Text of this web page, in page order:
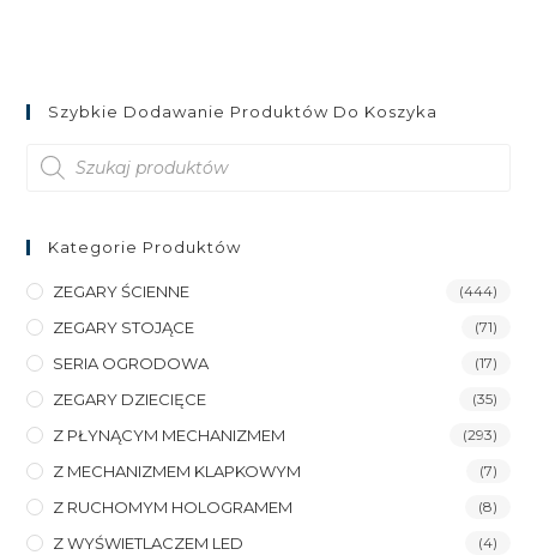
Szybkie Dodawanie Produktów Do Koszyka
produktów
Kategorie Produktów
ZEGARY ŚCIENNE (444)
ZEGARY STOJĄCE (71)
SERIA OGRODOWA (17)
ZEGARY DZIECIĘCE (35)
Z PŁYNĄCYM MECHANIZMEM (293)
Z MECHANIZMEM KLAPKOWYM (7)
Z RUCHOMYM HOLOGRAMEM (8)
Z WYŚWIETLACZEM LED (4)